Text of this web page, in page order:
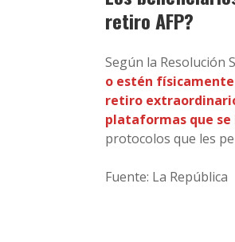
retiro AFP?
Según la Resolución
o estén
retiro
plataformas que
protocolos que les
Fuente: La República